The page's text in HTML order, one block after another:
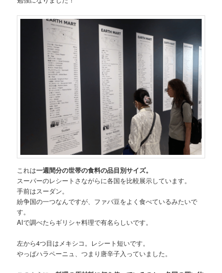
これは一週間分の世帯の食料の品目別サイズ。
スーパーのレシートさながらに各国を比較展示しています。
手前はスーダン。
紛争国の一つなんですが、ファバ豆をよく食べているみたいで
す。
AIで調べたらギリシャ料理で有名らしいです。
左から4つ目はメキシコ。レシート短いです。
やっぱハラペーニュ、つまり唐辛子入っていました。